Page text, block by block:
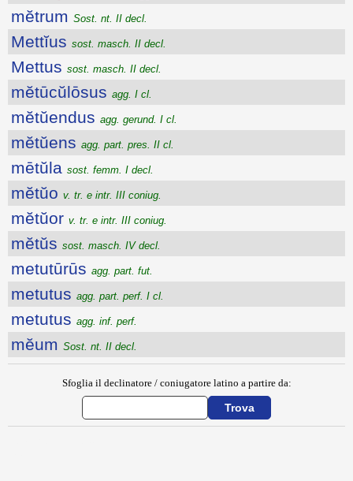
mĕtrum Sost. nt. II decl.
Mettĭus sost. masch. II decl.
Mettus sost. masch. II decl.
mĕtūcŭlōsus agg. I cl.
mĕtŭendus agg. gerund. I cl.
mĕtŭens agg. part. pres. II cl.
mētŭla sost. femm. I decl.
mĕtŭo v. tr. e intr. III coniug.
mĕtŭor v. tr. e intr. III coniug.
mĕtŭs sost. masch. IV decl.
metutūrūs agg. part. fut.
metutus agg. part. perf. I cl.
metutus agg. inf. perf.
mĕum Sost. nt. II decl.
Sfoglia il declinatore / coniugatore latino a partire da: